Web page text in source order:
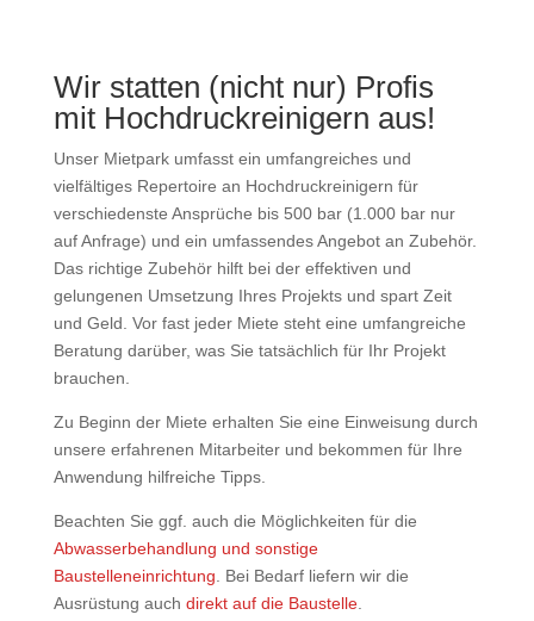
Wir statten (nicht nur) Profis
mit Hochdruckreinigern aus!
Unser Mietpark umfasst ein umfangreiches und
vielfältiges Repertoire an Hochdruckreinigern für
verschiedenste Ansprüche bis 500 bar (1.000 bar nur
auf Anfrage) und ein umfassendes Angebot an Zubehör.
Das richtige Zubehör hilft bei der effektiven und
gelungenen Umsetzung Ihres Projekts und spart Zeit
und Geld. Vor fast jeder Miete steht eine umfangreiche
Beratung darüber, was Sie tatsächlich für Ihr Projekt
brauchen.
Zu Beginn der Miete erhalten Sie eine Einweisung durch
unsere erfahrenen Mitarbeiter und bekommen für Ihre
Anwendung hilfreiche Tipps.
Beachten Sie ggf. auch die Möglichkeiten für die
Abwasserbehandlung und sonstige
Baustelleneinrichtung . Bei Bedarf liefern wir die
Ausrüstung auch direkt auf die Baustelle.